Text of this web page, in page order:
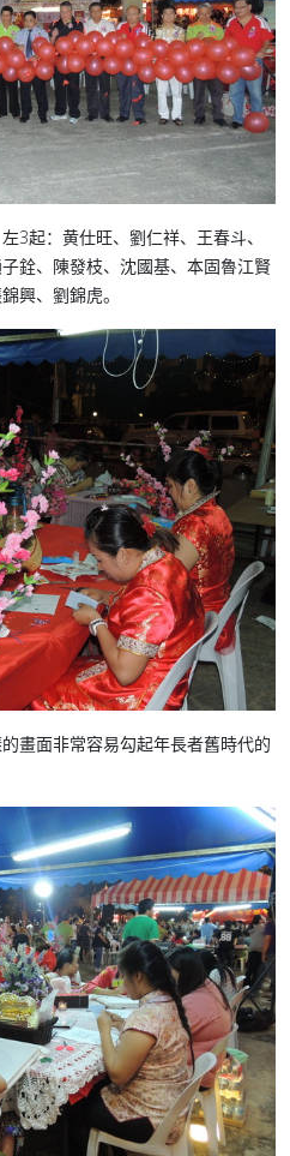
3起：黄仕旺、劉仁祥、王春斗、
銓、陳發枝、沈國基、本固魯江賢
興、劉錦虎。
畫面非常容易勾起年長者舊時代的